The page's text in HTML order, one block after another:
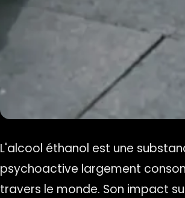
L'alcool éthanol est une
psychoactive largement
travers le monde. Son impact